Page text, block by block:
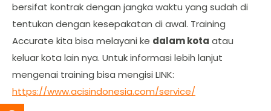
bersifat kontrak dengan jangka waktu yang sudah di
tentukan dengan kesepakatan di awal. Training
Accurate kita bisa melayani ke dalam kota atau
keluar kota lain nya. Untuk informasi lebih lanjut
mengenai training bisa mengisi LINK:
https://www.acisindonesia.com/service/